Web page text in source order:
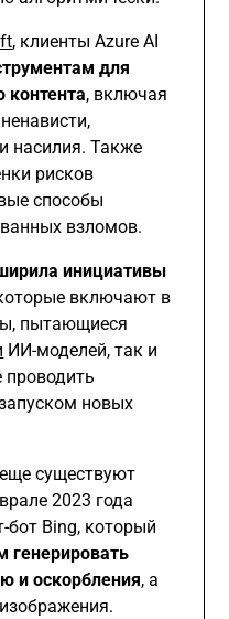
, клиенты Azure AI
для
контента, включая
насилия. Также
рисков
способы
взломов.
инициативы
включают в
пытающиеся
ИИ-моделей, так и
новых
существуют
2023 года
бот Bing, который
генерировать
и оскорбления, а